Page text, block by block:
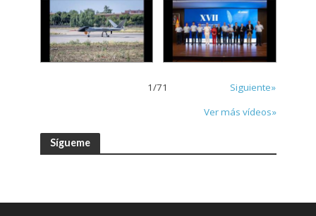
1/71
Siguiente»
Ver más vídeos»
Sígueme